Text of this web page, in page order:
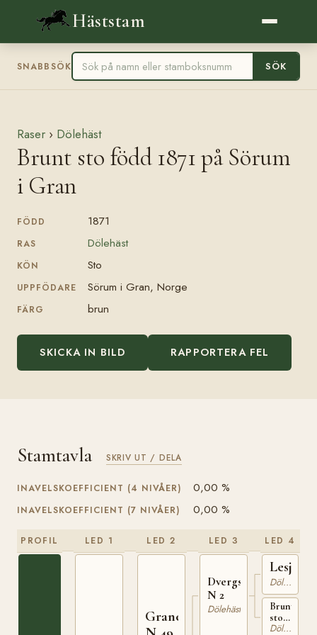
Häststam
SNABBSÖK SÖK
Raser › Dölehäst
Brunt sto född 1871 på Sörum
i Gran
FÖDD 1871
RAS Dölehäst
KÖN Sto
UPPFÖDARE Sörum i Gran, Norge
FÄRG brun
SKICKA IN BILD RAPPORTERA FEL
Stamtavla SKRIV UT / DELA
INAVELSKOEFFICIENT (4 NIVÅER) 0,00 %
INAVELSKOEFFICIENT (7 NIVÅER) 0,00 %
PROFIL LED 1 LED 2
Grane
LED 3
Dvergstenshingsten
N 2
Dölehäst
LED 4
Dölehäst
Brunt
sto
föddDölehäst